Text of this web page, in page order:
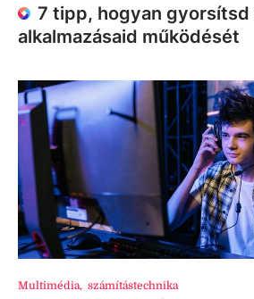
7 tipp, hogyan gyorsítsd
alkalmazásaid működését
Multimédia, számítástechnika